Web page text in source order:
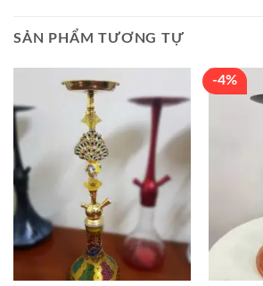
SẢN PHẨM TƯƠNG TỰ
-4%